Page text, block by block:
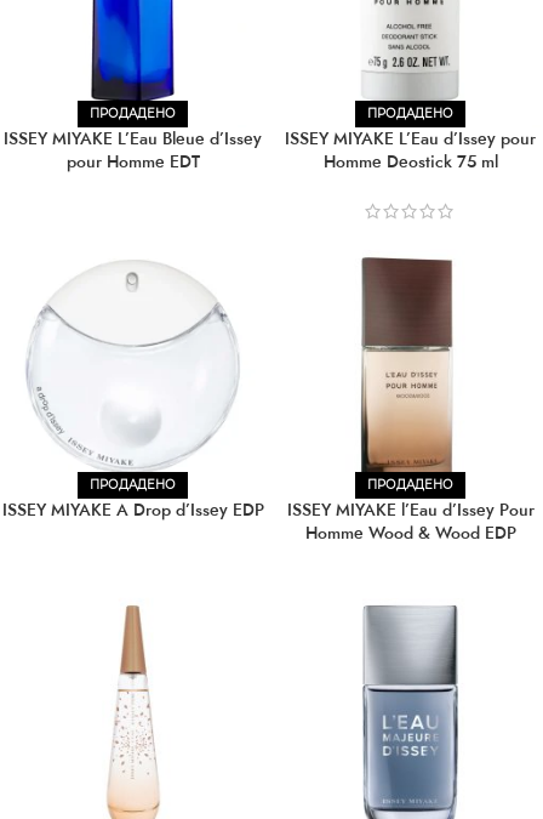
ПРОДАДЕНО
ISSEY MIYAKE L’Eau Bleue d’Issey
pour Homme EDT
ПРОДАДЕНО
ISSEY MIYAKE L’Eau d’Issey pour
Homme Deostick 75 ml
ПРОДАДЕНО
ISSEY MIYAKE A Drop d’Issey EDP
ПРОДАДЕНО
ISSEY MIYAKE l’Eau d’Issey Pour
Homme Wood & Wood EDP